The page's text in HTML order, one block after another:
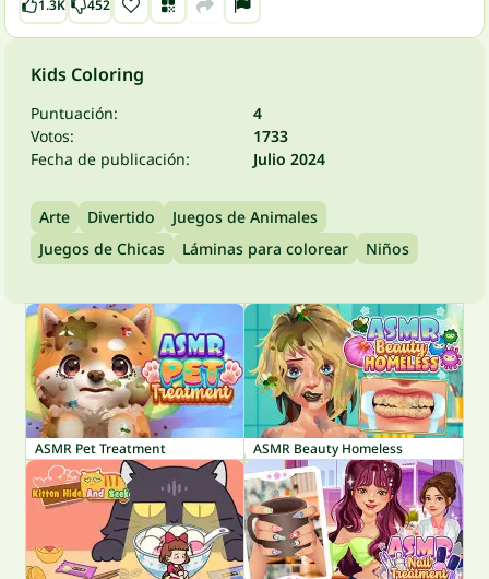
1.3K 452
Kids Coloring
Puntuación:
4
Votos:
1733
Fecha de publicación:
Julio 2024
Arte Divertido
Juegos de Animales
Juegos de Chicas
Láminas para colorear Niños
ASMR Pet Treatment ASMR Beauty Homeless